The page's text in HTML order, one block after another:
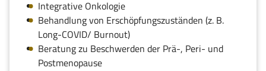
Integrative Onkologie
Behandlung von Erschöpfungszuständen (z. B.
Long-COVID/ Burnout)
Beratung zu Beschwerden der Prä-, Peri- und
Postmenopause